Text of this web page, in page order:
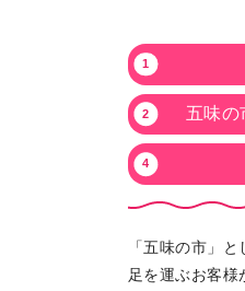
五味の
「五味の市」と
足を運ぶお客様